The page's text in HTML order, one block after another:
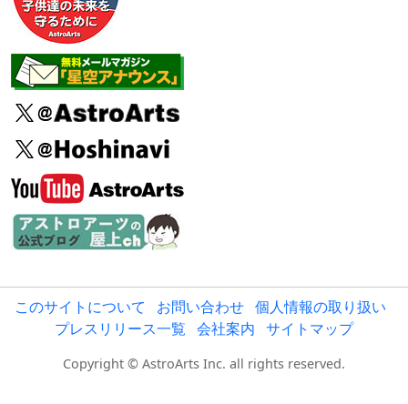
このサイトについて お問い合わせ 個人情報の取り扱い
プレスリリース一覧 会社案内 サイトマップ
Copyright © AstroArts Inc. all rights reserved.